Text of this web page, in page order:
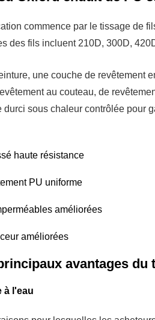
commence par le tissage de
des fils incluent 210D, 300D,
une couche de revêtement
au couteau, de
durci sous chaleur contrôlée pour
haute résistance
PU uniforme
améliorées
améliorées
avantages du
à l'eau